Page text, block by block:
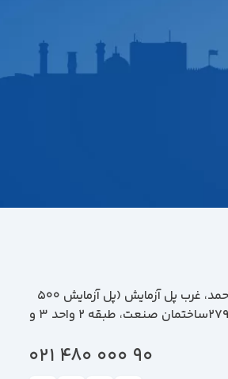
تهران، بزرگراه جلال ال احمد، غرب پل آزمايش (پل آزمايش ٥٠٠
متر به سمت غرب) پلاك 279ساختمان صنعت، طبقه 2 واحد 3 و
90 000 480 021